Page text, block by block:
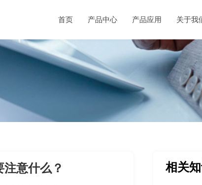
首页 产品中心 产品应用 关于我
意什么？ 相关